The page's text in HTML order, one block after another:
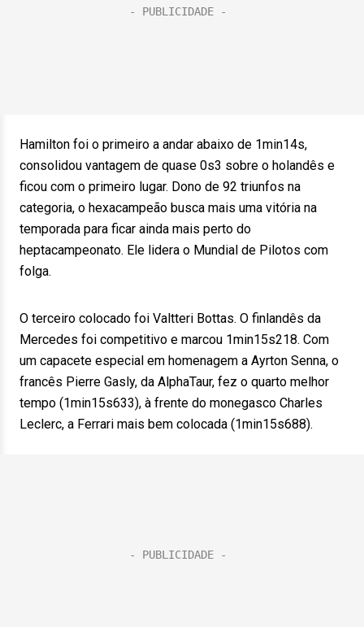
Hamilton foi o primeiro a andar abaixo de 1min14s,
consolidou vantagem de quase 0s3 sobre o holandês e
ficou com o primeiro lugar. Dono de 92 triunfos na
categoria, o hexacampeão busca mais uma vitória na
temporada para ficar ainda mais perto do
heptacampeonato. Ele lidera o Mundial de Pilotos com
folga.
O terceiro colocado foi Valtteri Bottas. O finlandês da
Mercedes foi competitivo e marcou 1min15s218. Com
um capacete especial em homenagem a Ayrton Senna, o
francês Pierre Gasly, da AlphaTaur, fez o quarto melhor
tempo (1min15s633), à frente do monegasco Charles
Leclerc, a Ferrari mais bem colocada (1min15s688).